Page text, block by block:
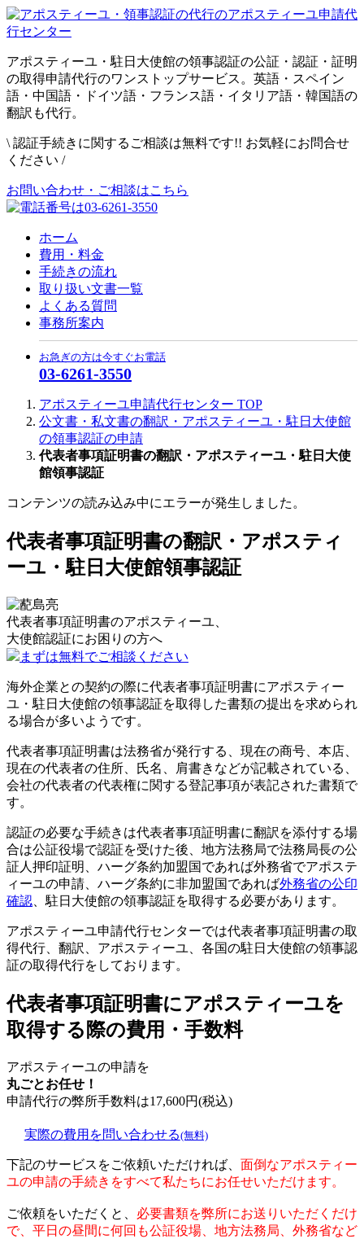
アポスティーユ・駐日大使館の領事認証の公証・認証・証明
の取得申請代行のワンストップサービス。英語・スペイン
語・中国語・ドイツ語・フランス語・イタリア語・韓国語の
翻訳も代行。
\ 認証手続きに関するご相談は無料です!! お気軽にお問合せ
ください /
お問い合わせ・ご相談はこちら
ホーム
費用・料金
手続きの流れ
取り扱い文書一覧
よくある質問
事務所案内
お急ぎの方は今すぐお電話
03-6261-3550
アポスティーユ申請代行センター TOP
公文書・私文書の翻訳・アポスティーユ・駐日大使館
の領事認証の申請
代表者事項証明書の翻訳・アポスティーユ・駐日大使
館領事認証
コンテンツの読み込み中にエラーが発生しました。
代表者事項証明書の翻訳・アポスティ
ーユ・駐日大使館領事認証
代表者事項証明書のアポスティーユ、
大使館認証にお困りの方へ
まずは無料でご相談ください
海外企業との契約の際に代表者事項証明書にアポスティー
ユ・駐日大使館の領事認証を取得した書類の提出を求められ
る場合が多いようです。
代表者事項証明書は法務省が発行する、現在の商号、本店、
現在の代表者の住所、氏名、肩書きなどが記載されている、
会社の代表者の代表権に関する登記事項が表記された書類で
す。
認証の必要な手続きは代表者事項証明書に翻訳を添付する場
合は公証役場で認証を受けた後、地方法務局で法務局長の公
証人押印証明、ハーグ条約加盟国であれば外務省でアポステ
ィーユの申請、ハーグ条約に非加盟国であれば外務省の公印
確認 、駐日大使館の領事認証を取得する必要があります。
アポスティーユ申請代行センターでは代表者事項証明書の取
得代行、翻訳、アポスティーユ、各国の駐日大使館の領事認
証の取得代行をしております。
代表者事項証明書にアポスティーユを
取得する際の費用・手数料
アポスティーユの申請を
丸ごとお任せ！
申請代行の弊所手数料は17,600円(税込)
実際の費用を問い合わせる(無料)
下記のサービスをご依頼いただければ、 面倒なアポスティー
ユの申請の手続きをすべて私たちにお任せいただけます。
ご依頼をいただくと、 必要書類を弊所にお送りいただくだけ
で、平日の昼間に何回も公証役場、地方法務局、外務省など